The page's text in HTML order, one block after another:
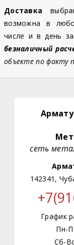
Доставка
возможна в
числе и в день
безналичный
объекте по факту
сеть
142341,
График
Пн-
Сб-